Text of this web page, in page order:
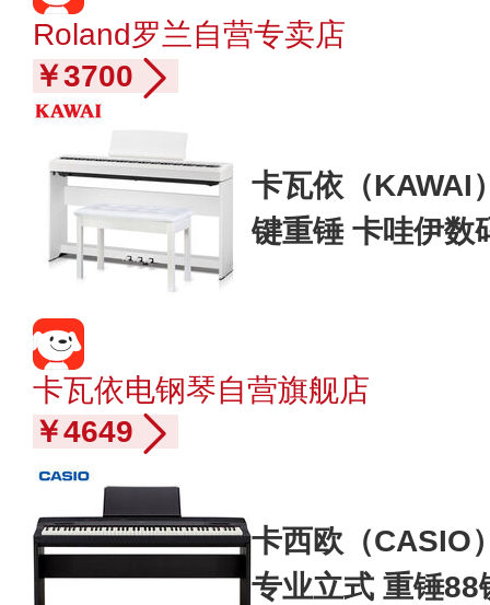
Roland罗兰自营专卖店
￥3700
卡瓦依（KAWAI
键重锤 卡哇伊数
卡瓦依电钢琴自营旗舰店
￥4649
卡西欧（CASIO
专业立式 重锤